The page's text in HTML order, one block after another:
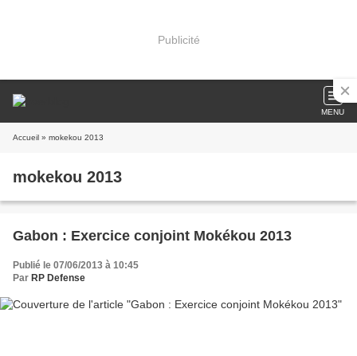
Publicité
MENU
Accueil » mokekou 2013
mokekou 2013
Gabon : Exercice conjoint Mokékou 2013
Publié le 07/06/2013 à 10:45
Par RP Defense